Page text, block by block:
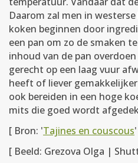
Daarom zal men in
koken beginnen door
een pan om zo de smaken
inhoud van de pan
gerecht op een laag vuur
heeft of liever
ook bereiden in een hoge
mits die goed wordt
[ Bron: 'Tajines en couscous
[ Beeld: Grezova Olga |